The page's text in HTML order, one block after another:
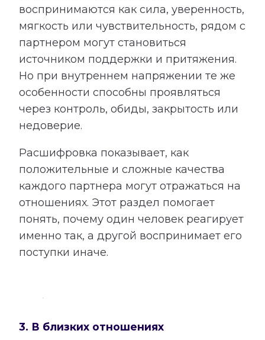
воспринимаются как сила, уверенность,
мягкость или чувствительность, рядом с
партнером могут становиться
источником поддержки и притяжения.
Но при внутреннем напряжении те же
особенности способны проявляться
через контроль, обиды, закрытость или
недоверие.
Расшифровка показывает, как
положительные и сложные качества
каждого партнера могут отражаться на
отношениях. Этот раздел помогает
понять, почему один человек реагирует
именно так, а другой воспринимает его
поступки иначе.
3. В близких отношениях